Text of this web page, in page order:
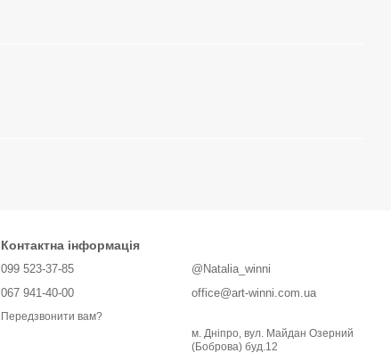
Контактна інформація
099 523-37-85
067 941-40-00
Передзвонити вам?
@Natalia_winni
office@art-winni.com.ua
м. Дніпро, вул. Майдан Озерний
(Боброва) буд.12